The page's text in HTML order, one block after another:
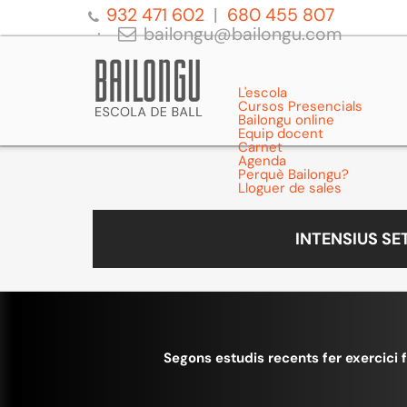
932 471 602
680 455 807
bailongu@bailongu.com
L'escola
Cursos Presencials
Bailongu online
Equip docent
Carnet
Agenda
Perquè Bailongu?
Lloguer de sales
INTENSIUS
Segons estudis recents fer exercici